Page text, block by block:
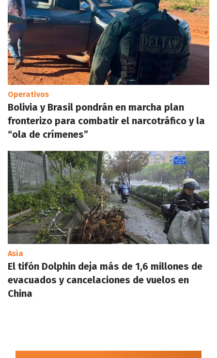
Operativos
Bolivia y Brasil pondrán en marcha plan
fronterizo para combatir el narcotráfico y la
“ola de crímenes”
Asia
El tifón Dolphin deja más de 1,6 millones de
evacuados y cancelaciones de vuelos en
China